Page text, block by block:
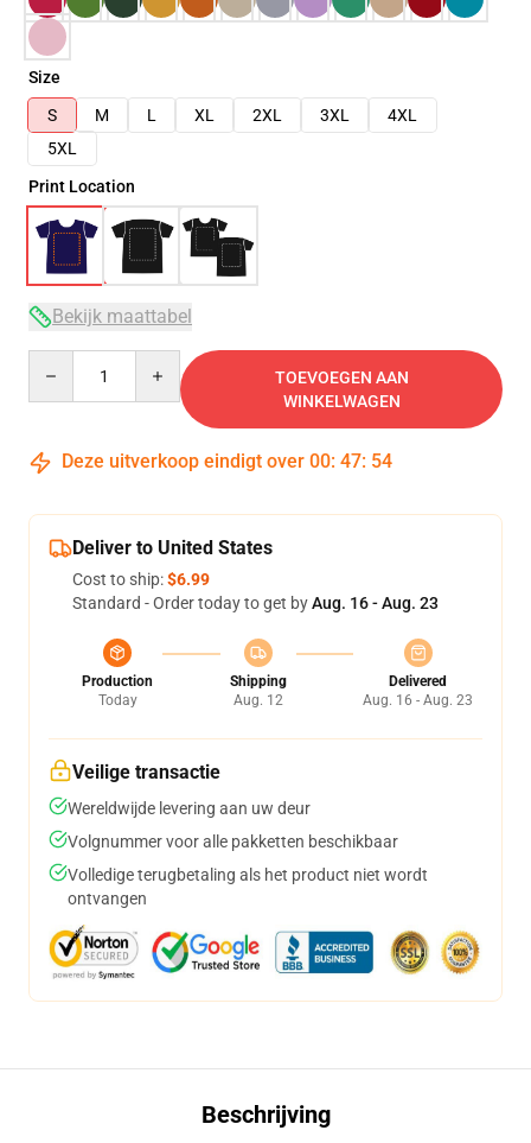
Size
S
M L XL 2XL 3XL
4XL
5XL
Print Location
Bekijk maattabel
TOEVOEGEN AAN
WINKELWAGEN
Deze uitverkoop eindigt over 00: 47: 53
Deliver to United States
Cost to ship:$6.99
Standard - Order today to get byAug. 16 - Aug. 23
Production
Today
Shipping
Aug. 12
Delivered
Aug. 16 - Aug. 23
Veilige transactie
Wereldwijde levering aan uw deur
Volgnummer voor alle pakketten beschikbaar
Volledige terugbetaling als het product niet wordt
ontvangen
Beschrijving